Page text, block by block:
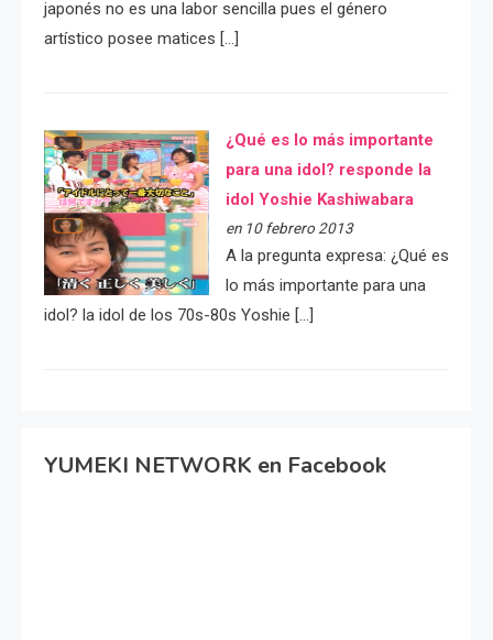
japonés no es una labor sencilla pues el género
artístico posee matices […]
¿Qué es lo más importante
para una idol? responde la
idol Yoshie Kashiwabara
en 10 febrero 2013
A la pregunta expresa: ¿Qué es
lo más importante para una
idol? la idol de los 70s-80s Yoshie […]
YUMEKI NETWORK en Facebook